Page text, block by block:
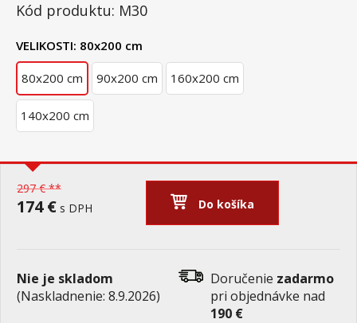
Kód produktu: M30
VELIKOSTI: 80x200 cm
80x200 cm 90x200 cm 160x200 cm
140x200 cm
297 € **
174 € s DPH Do košíka
Nie je skladom
(Naskladnenie: 8.9.2026)
Doručenie zadarmo
pri objednávke nad
190 €